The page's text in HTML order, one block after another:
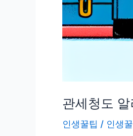
관세청도
인생꿀팁 / 인생